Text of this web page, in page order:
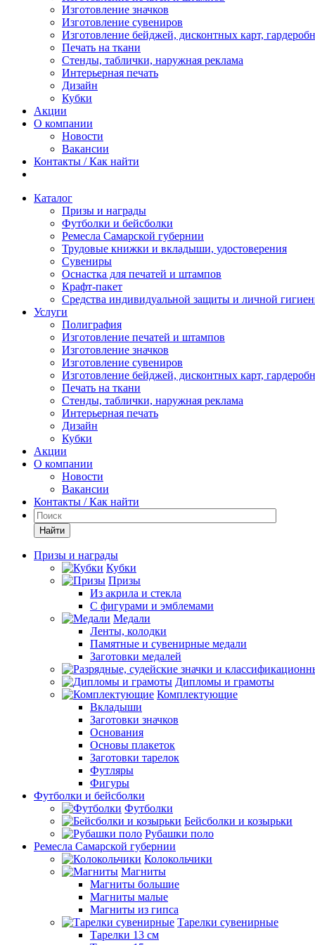
Изготовление значков
Изготовление сувениров
Изготовление бейджей, дисконтных карт,
Печать на ткани
Стенды, таблички, наружная реклама
Интерьерная печать
Дизайн
Кубки
Акции
О компании
Новости
Вакансии
Контакты / Как найти
Каталог
Призы и награды
Футболки и бейсболки
Ремесла Самарской губернии
Трудовые книжки и вкладыши, удостоверения
Сувениры
Оснастка для печатей и штампов
Крафт-пакет
Средства индивидуальной защиты и личной
Услуги
Полиграфия
Изготовление печатей и штампов
Изготовление значков
Изготовление сувениров
Изготовление бейджей, дисконтных карт,
Печать на ткани
Стенды, таблички, наружная реклама
Интерьерная печать
Дизайн
Кубки
Акции
О компании
Новости
Вакансии
Контакты / Как найти
Найти
Призы и награды
Кубки
Призы
Из акрила и стекла
С фигурами и эмблемами
Медали
Ленты, колодки
Памятные и сувенирные медали
Заготовки медалей
Дипломы и грамоты
Комплектующие
Вкладыши
Заготовки значков
Основания
Основы плакеток
Заготовки тарелок
Футляры
Фигуры
Футболки и бейсболки
Футболки
Бейсболки и козырьки
Рубашки поло
Ремесла Самарской губернии
Колокольчики
Магниты
Магниты большие
Магниты малые
Магниты из гипса
Тарелки сувенирные
Тарелки 13 см